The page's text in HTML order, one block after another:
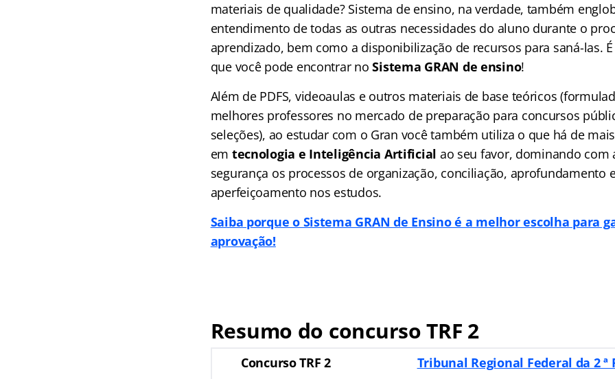
materiais de qualidade? Sistema de ensino, na verdade, também
entendimento de todas as outras necessidades do aluno durante o
aprendizado, bem como a disponibilização de recursos para saná-las.
que você pode encontrar noSistema GRAN de ensino!
Além de PDFS, videoaulas e outros materiais de base teóricos
melhores professores no mercado de preparação para concursos
seleções), ao estudar com o Gran você também utiliza o que há de
em tecnologia e Inteligência Artificial ao seu favor, dominando com
segurança os processos de organização, conciliação, aprofundamento
aperfeiçoamento nos estudos.
Saiba porque o Sistema GRAN de Ensino é a melhor escolha para
aprovação!
Resumo do concurso TRF 2
Concurso TRF 2 Tribunal Regional Federal da 2 ª